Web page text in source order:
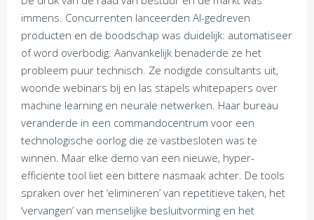
immens. Concurrenten lanceerden AI-gedreven
producten en de boodschap was duidelijk: automatiseer
of word overbodig. Aanvankelijk benaderde ze het
probleem puur technisch. Ze nodigde consultants uit,
woonde webinars bij en las stapels whitepapers over
machine learning en neurale netwerken. Haar bureau
veranderde in een commandocentrum voor een
technologische oorlog die ze vastbesloten was te
winnen. Maar elke demo van een nieuwe, hyper-
efficiënte tool liet een bittere nasmaak achter. De tools
spraken over het ‘elimineren’ van repetitieve taken, het
‘vervangen’ van menselijke besluitvorming en het